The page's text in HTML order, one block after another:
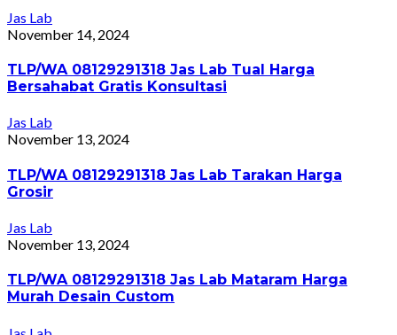
Jas Lab
November 14, 2024
TLP/WA 08129291318 Jas Lab Tual Harga
Bersahabat Gratis Konsultasi
Jas Lab
November 13, 2024
TLP/WA 08129291318 Jas Lab Tarakan Harga
Grosir
Jas Lab
November 13, 2024
TLP/WA 08129291318 Jas Lab Mataram Harga
Murah Desain Custom